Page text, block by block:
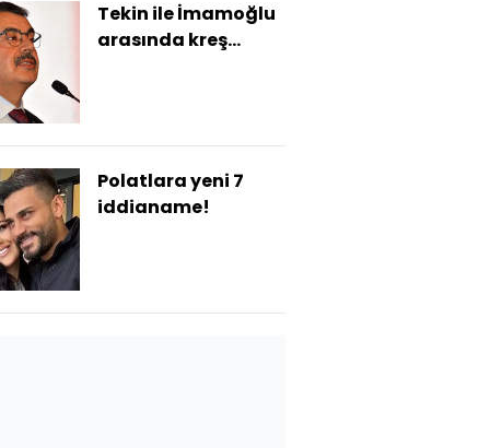
Tekin ile İmamoğlu
arasında kreş
Polatlara yeni 7
iddianame!